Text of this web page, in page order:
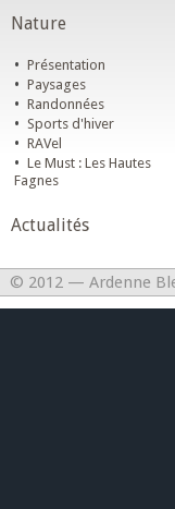
Nature
• Présentation
• Paysages
• Randonnées
• Sports d'hiver
• RAVel
• Le Must : Les Hautes
Fagnes
Actualités
© 2012 — Ardenne